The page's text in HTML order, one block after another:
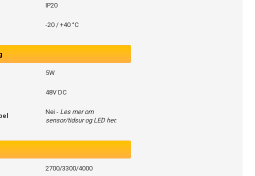
IP20
-20 / +40 °C
5W
48V DC
Nei - Les mer om
sensor/tidsur og LED her.
2700/3300/4000